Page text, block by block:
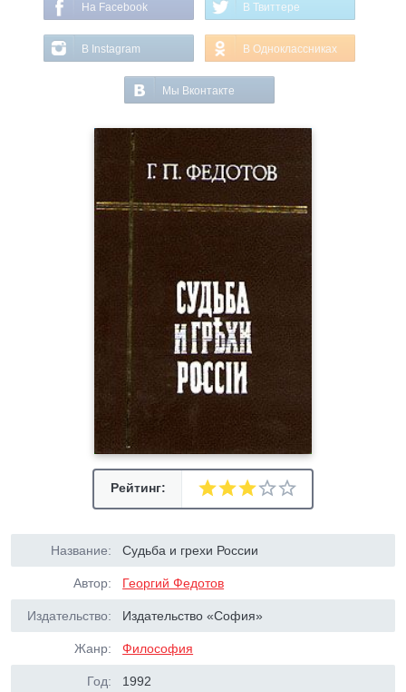
На Facebook В Твиттере
В Instagram В Одноклассниках
Мы Вконтакте
Рейтинг:
Название: Судьба и грехи России
Автор: Георгий Федотов
Издательство: Издательство «София»
Жанр: Философия
Год: 1992